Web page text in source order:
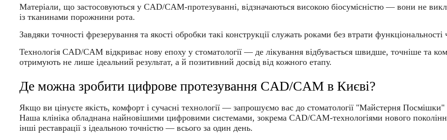
Матеріали, що застосовуються у CAD/CAM-протезуванні, відзначаються високою біосумісністю — вони не
із тканинами порожнини рота.
Завдяки точності фрезерування та якості обробки такі конструкції служать роками без втрати
Технологія CAD/CAM відкриває нову епоху у стоматології — де лікування відбувається швидше, точніше та
отримують не лише ідеальний результат, а й позитивний досвід від кожного етапу.
Де можна зробити цифрове протезування CAD/CAM в Києві?
Якщо ви цінуєте якість, комфорт і сучасні технології — запрошуємо вас до стоматології "Майстерня Посмішки"
Наша клініка обладнана найновішими цифровими системами, зокрема CAD/CAM-технологіями нового
інші реставрації з ідеальною точністю — всього за один день.